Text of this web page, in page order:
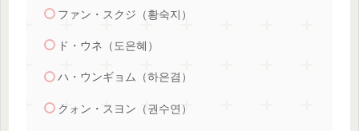
ファン・スクジ（황숙지）
ド・ウネ（도은혜）
ハ・ウンギョム（하은겸）
クォン・スヨン（권수연）